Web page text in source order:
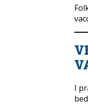
I